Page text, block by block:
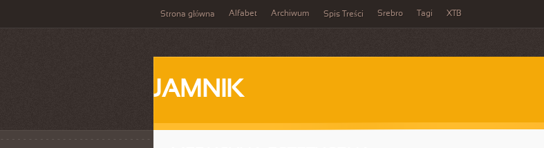
Strona główna Alfabet Archiwum Spis Treści Srebro Tagi XTB
JAMNIK